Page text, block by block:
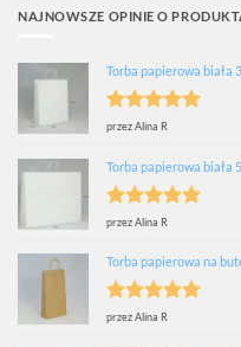
NAJNOWSZE OPINIE O
Torba papierowa biała
Oceniono
przez Alina R
Torba papierowa biała
Oceniono
przez Alina R
Torba papierowa na
Oceniono
przez Alina R